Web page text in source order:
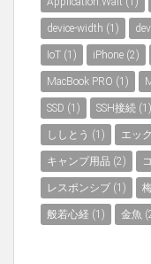
device-width (1)
IoT (1) iPhone (2)
MacBook PRO (1)
SSD (1) SSH接続 (1)
ししとう (1) エッ
キャンプ用品 (2)
レスポンシブ (1)
般若心経 (1) 金魚